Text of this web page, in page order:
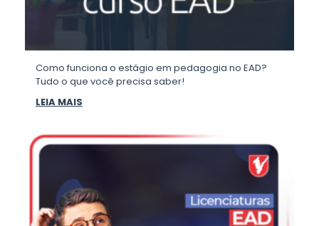
Como funciona o estágio em pedagogia no EAD?
Tudo o que você precisa saber!
LEIA MAIS